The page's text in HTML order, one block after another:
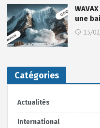
une
15/
Catégories
Actualités
International